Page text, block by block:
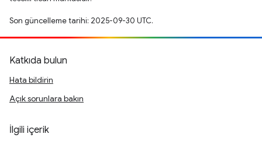
Son güncelleme tarihi: 2025-09-30 UTC.
Katkıda bulun
Hata bildirin
Açık sorunlara bakın
İlgili içerik